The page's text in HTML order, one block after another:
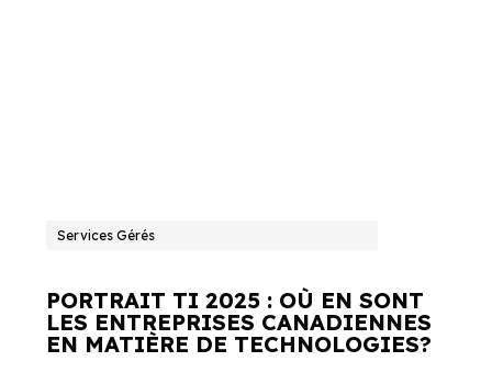
Services Gérés
PORTRAIT TI 2025 : OÙ EN SONT
LES ENTREPRISES CANADIENNES
EN MATIÈRE DE TECHNOLOGIES?